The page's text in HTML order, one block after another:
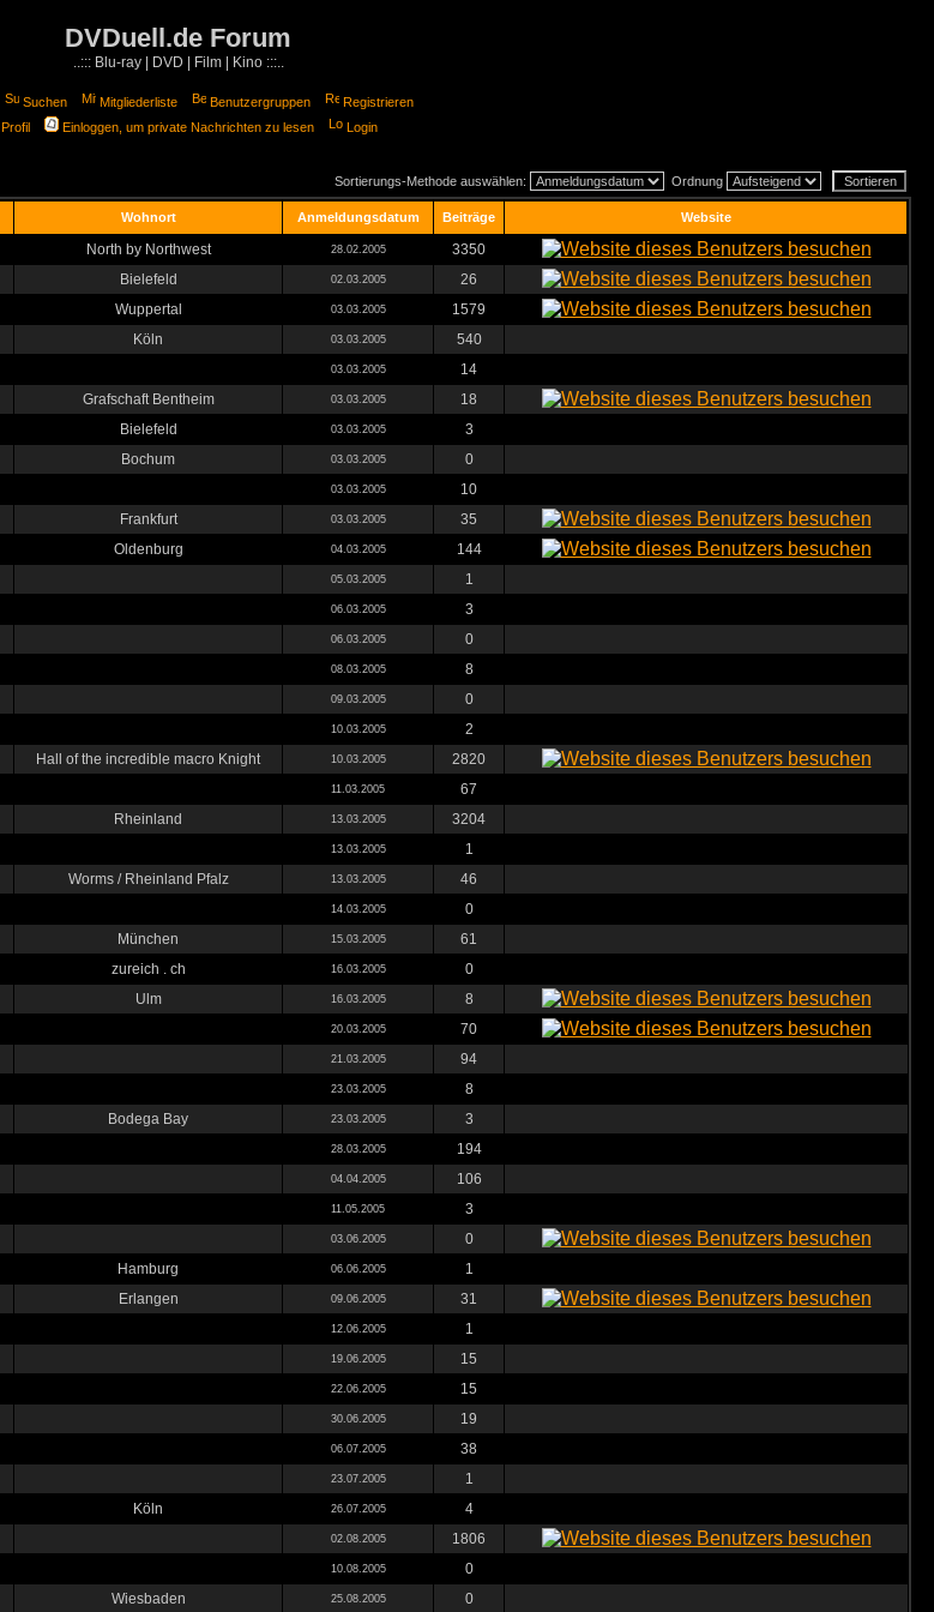
DVDuell.de Forum
..::: Blu-ray | DVD | Film | Kino :::..
Suchen Mitgliederliste Benutzergruppen
Registrieren
Profil
Einloggen, um private Nachrichten zu lesen Login
Sortierungs-Methode auswählen: Ordnung
Wohnort Anmeldungsdatum Beiträge Website
North by Northwest 28.02.2005
3350
Bielefeld 02.03.2005
26
Wuppertal 03.03.2005
1579
Köln 03.03.2005
540
03.03.2005
14
Grafschaft Bentheim 03.03.2005
18
Bielefeld 03.03.2005
3
Bochum 03.03.2005
0
03.03.2005
10
Frankfurt 03.03.2005
35
Oldenburg 04.03.2005
144
05.03.2005
1
06.03.2005
3
06.03.2005
0
08.03.2005
8
09.03.2005
0
10.03.2005
2
Hall of the incredible macro Knight 10.03.2005
2820
11.03.2005
67
Rheinland 13.03.2005
3204
13.03.2005
1
Worms / Rheinland Pfalz 13.03.2005
46
14.03.2005
0
München 15.03.2005
61
zureich . ch 16.03.2005
0
Ulm 16.03.2005
8
20.03.2005
70
21.03.2005
94
23.03.2005
8
Bodega Bay 23.03.2005
3
28.03.2005
194
04.04.2005
106
11.05.2005
3
03.06.2005
0
Hamburg 06.06.2005
1
Erlangen 09.06.2005
31
12.06.2005
1
19.06.2005
15
22.06.2005
15
30.06.2005
19
06.07.2005
38
23.07.2005
1
Köln 26.07.2005
4
02.08.2005
1806
10.08.2005
0
Wiesbaden 25.08.2005 0